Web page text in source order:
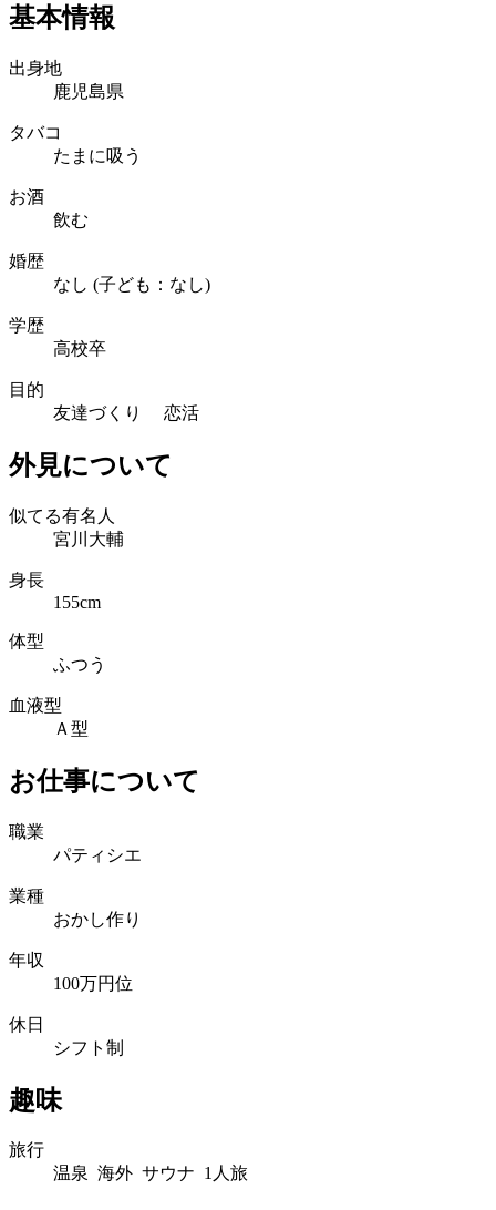
基本情報
出身地
鹿児島県
タバコ
たまに吸う
お酒
飲む
婚歴
なし (子ども：なし)
学歴
高校卒
目的
友達づくり 恋活
外見について
似てる有名人
宮川大輔
身長
155cm
体型
ふつう
血液型
Ａ型
お仕事について
職業
パティシエ
業種
おかし作り
年収
100万円位
休日
シフト制
趣味
旅行
温泉 海外 サウナ 1人旅